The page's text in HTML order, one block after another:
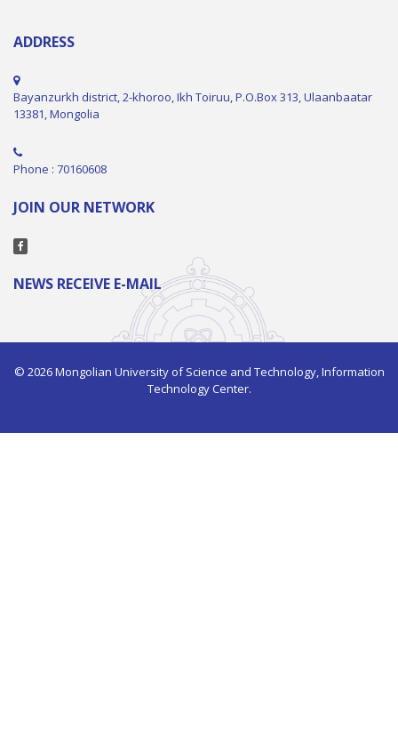
ADDRESS
Bayanzurkh district, 2-khoroo, Ikh Toiruu, P.O.Box 313, Ulaanbaatar
13381, Mongolia
Phone : 70160608
JOIN OUR NETWORK
NEWS RECEIVE E-MAIL
© 2026 Mongolian University of Science and Technology, Information
Technology Center.